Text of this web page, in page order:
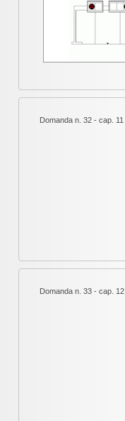
Domanda n. 32 - cap. 11
Domanda n. 33 - cap. 12